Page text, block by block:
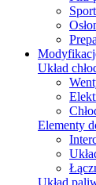
Układ
Elementy
Układ